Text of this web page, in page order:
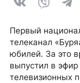
Первый
телеканал
юбилей. За это
выпустил в
телевизионных